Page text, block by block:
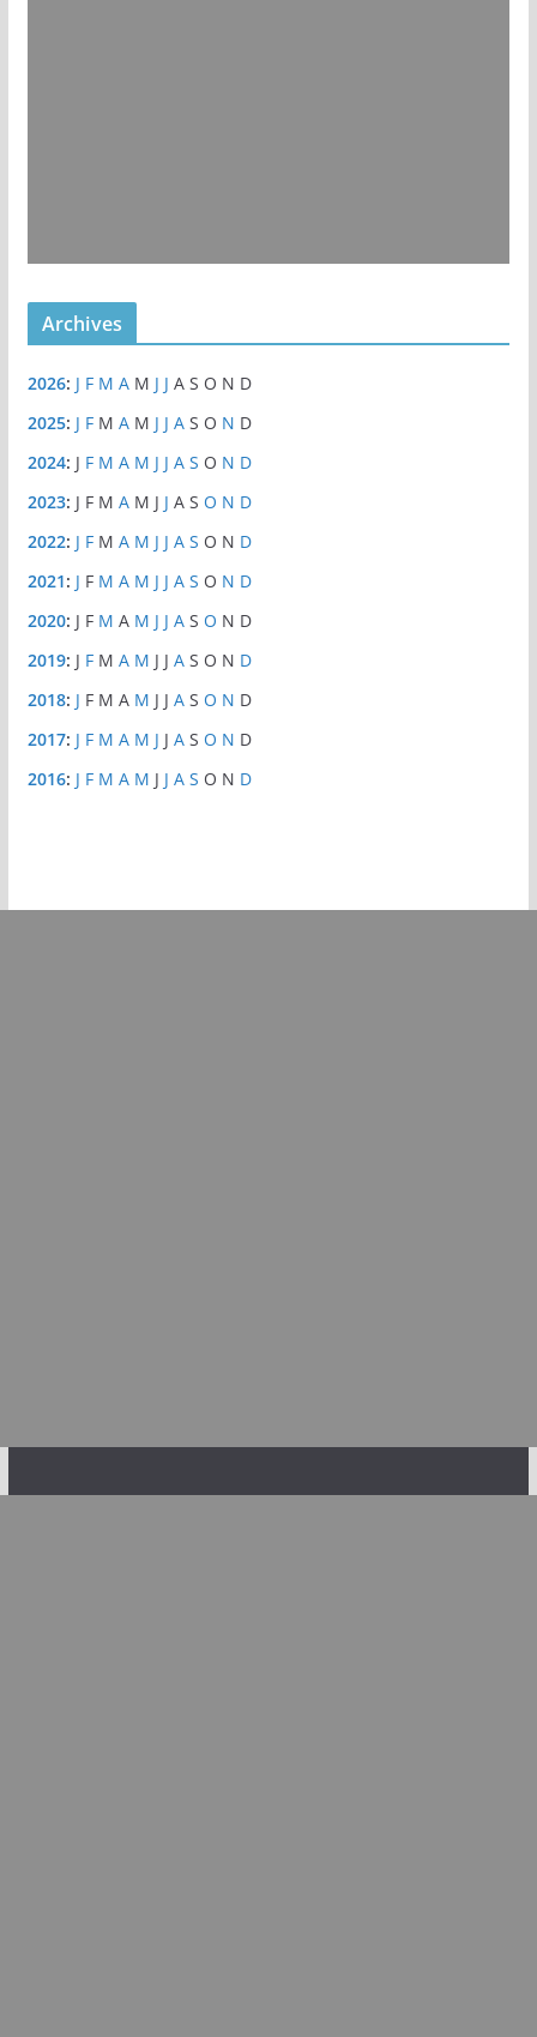
Archives
2026: J F M A M J J A S O N D
2025: J F M A M J J A S O N D
2024: J F M A M J J A S O N D
2023: J F M A M J J A S O N D
2022: J F M A M J J A S O N D
2021: J F M A M J J A S O N D
2020: J F M A M J J A S O N D
2019: J F M A M J J A S O N D
2018: J F M A M J J A S O N D
2017: J F M A M J J A S O N D
2016: J F M A M J J A S O N D